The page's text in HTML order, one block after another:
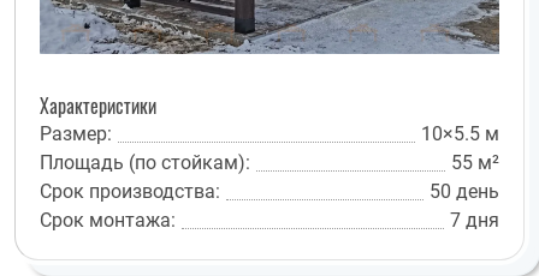
Характеристики
Размер:
10×5.5 м
Площадь (по стойкам):
55 м²
Срок производства:
50 день
Срок монтажа:
7 дня